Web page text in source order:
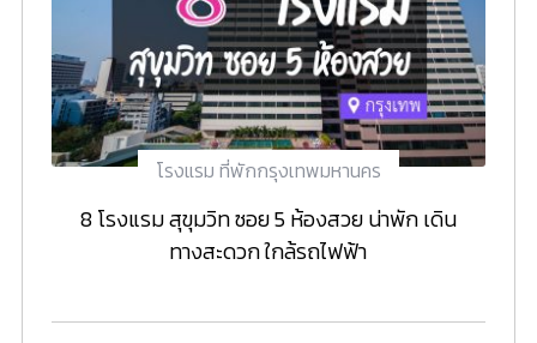
โรงแรม ที่พักกรุงเทพมหานคร
8 โรงแรม สุขุมวิท ซอย 5 ห้องสวย น่าพัก เดิน
ทางสะดวก ใกล้รถไฟฟ้า